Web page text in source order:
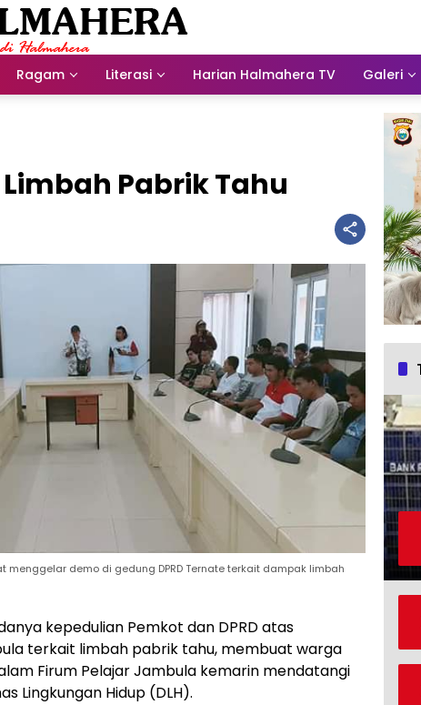
Ragam Literasi Harian Halmahera TV Galeri
Pabrik Tahu
demo di gedung DPRD Ternate terkait dampak limbah
kepedulian Pemkot dan DPRD atas
terkait limbah pabrik tahu, membuat warga
Firum Pelajar Jambula kemarin mendatangi
Lingkungan Hidup (DLH).